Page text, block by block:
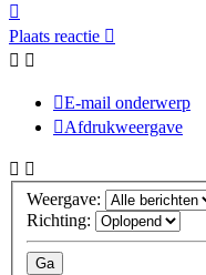
Plaats reactie
E-mail onderwerp
Afdrukweergave
Weergave:
Richting: